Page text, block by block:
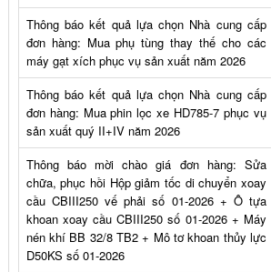
Thông báo kết quả lựa chọn Nhà cung cấp
đơn hàng: Mua phụ tùng thay thế cho các
máy gạt xích phục vụ sản xuất năm 2026
Thông báo kết quả lựa chọn Nhà cung cấp
đơn hàng: Mua phin lọc xe HD785-7 phục vụ
sản xuất quý II+IV năm 2026
Thông báo mời chào giá đơn hàng: Sửa
chữa, phục hồi Hộp giảm tốc di chuyển xoay
cầu CBIII250 vế phải số 01-2026 + Ô tựa
khoan xoay cầu CBIII250 số 01-2026 + Máy
nén khí BB 32/8 TB2 + Mô tơ khoan thủy lực
D50KS số 01-2026